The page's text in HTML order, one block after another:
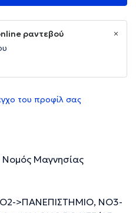
ραντεβού
του προφίλ σας
Μαγνησίας
>ΠΑΝΕΠΙΣΤΗΜΙΟ, ΝΟ3-